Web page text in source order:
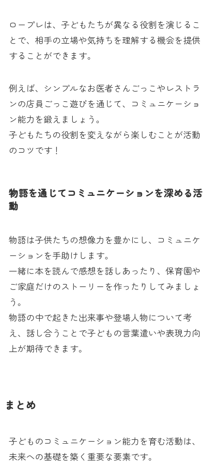
ロープレは、子どもたちが異なる役割を演じるこ
とで、相手の立場や気持ちを理解する機会を提供
することができます。
例えば、シンプルなお医者さんごっこやレストラ
ンの店員ごっこ遊びを通じて、コミュニケーショ
ン能力を鍛えましょう。
子どもたちの役割を変えながら楽しむことが活動
のコツです！
物語を通じてコミュニケーションを深める活
動
物語は子供たちの想像力を豊かにし、コミュニケ
ーションを手助けします。
一緒に本を読んで感想を話しあったり、保育園や
ご家庭だけのストーリーを作ったりしてみましょ
う。
物語の中で起きた出来事や登場人物について考
え、話し合うことで子どもの言葉遣いや表現力向
上が期待できます。
まとめ
子どものコミュニケーション能力を育む活動は、
未来への基礎を築く重要な要素です。